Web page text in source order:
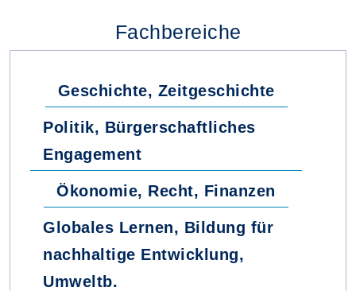
Fachbereiche
Geschichte, Zeitgeschichte
Politik, Bürgerschaftliches
Engagement
Ökonomie, Recht, Finanzen
Globales Lernen, Bildung für
nachhaltige Entwicklung,
Umweltb.